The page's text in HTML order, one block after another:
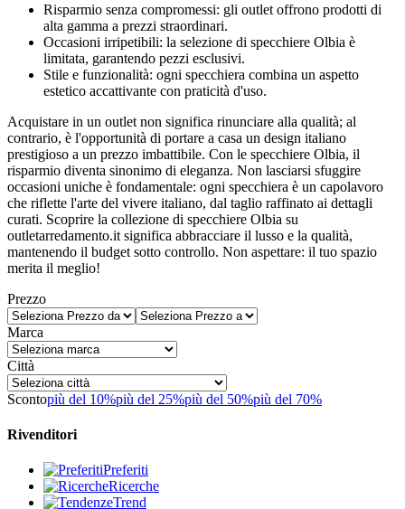
Risparmio senza compromessi: gli outlet offrono prodotti di
alta gamma a prezzi straordinari.
Occasioni irripetibili: la selezione di specchiere Olbia è
limitata, garantendo pezzi esclusivi.
Stile e funzionalità: ogni specchiera combina un aspetto
estetico accattivante con praticità d'uso.
Acquistare in un outlet non significa rinunciare alla qualità; al
contrario, è l'opportunità di portare a casa un design italiano
prestigioso a un prezzo imbattibile. Con le specchiere Olbia, il
risparmio diventa sinonimo di eleganza. Non lasciarsi sfuggire
occasioni uniche è fondamentale: ogni specchiera è un capolavoro
che riflette l'arte del vivere italiano, dal taglio raffinato ai dettagli
curati. Scoprire la collezione di specchiere Olbia su
outletarredamento.it significa abbracciare il lusso e la qualità,
mantenendo il budget sotto controllo. Non aspettare: il tuo spazio
merita il meglio!
Prezzo
Marca
Città
Scontopiù del 10%più del 25%più del 50%più del 70%
Rivenditori
Preferiti
Ricerche
Trend